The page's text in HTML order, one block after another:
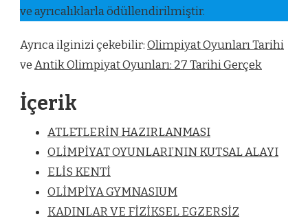
ve ayrıcalıklarla ödüllendirilmiştir.
Ayrıca ilginizi çekebilir:Olimpiyat Oyunları Tarihi
veAntik Olimpiyat Oyunları: 27 Tarihi Gerçek
İçerik
ATLETLERİN HAZIRLANMASI
OLİMPİYAT OYUNLARI’NIN KUTSAL ALAYI
ELİS KENTİ
OLİMPİYA GYMNASIUM
KADINLAR VE FİZİKSEL EGZERSİZ